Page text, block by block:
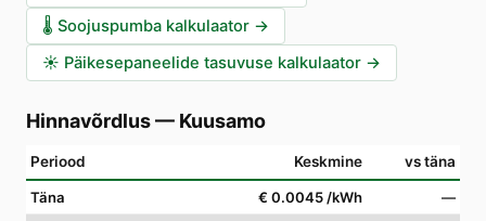
🌡️ Soojuspumba kalkulaator →
☀️ Päikesepaneelide tasuvuse kalkulaator →
Hinnavõrdlus— Kuusamo
Periood Keskmine vs täna
Täna € 0.0045 /kWh
—